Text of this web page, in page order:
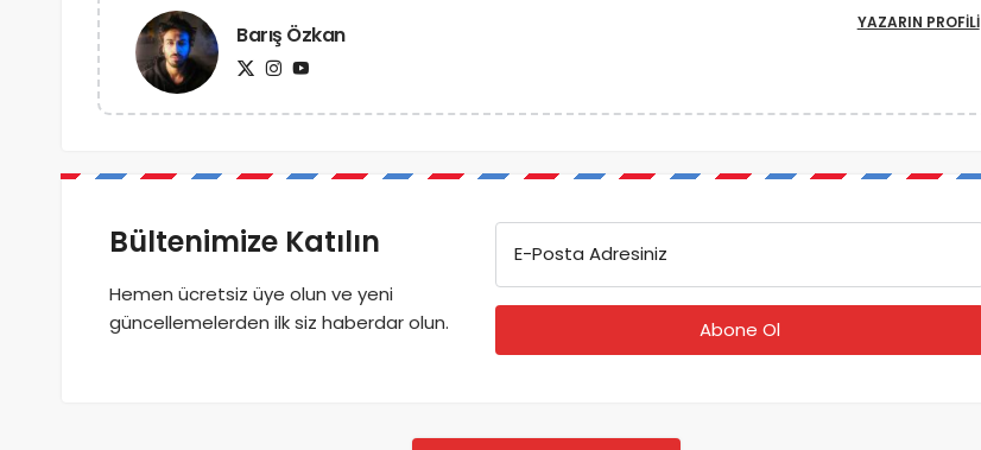
Barış Özkan YAZARIN PROFILI
Bültenimize Katılın
Hemen ücretsiz üye olun ve yeni
güncellemelerden ilk siz haberdar olun.
E-Posta Adresiniz